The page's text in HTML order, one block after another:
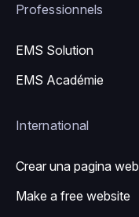
Professionnels
EMS Solution
EMS Académie
International
Crear una pagina web
Make a free website